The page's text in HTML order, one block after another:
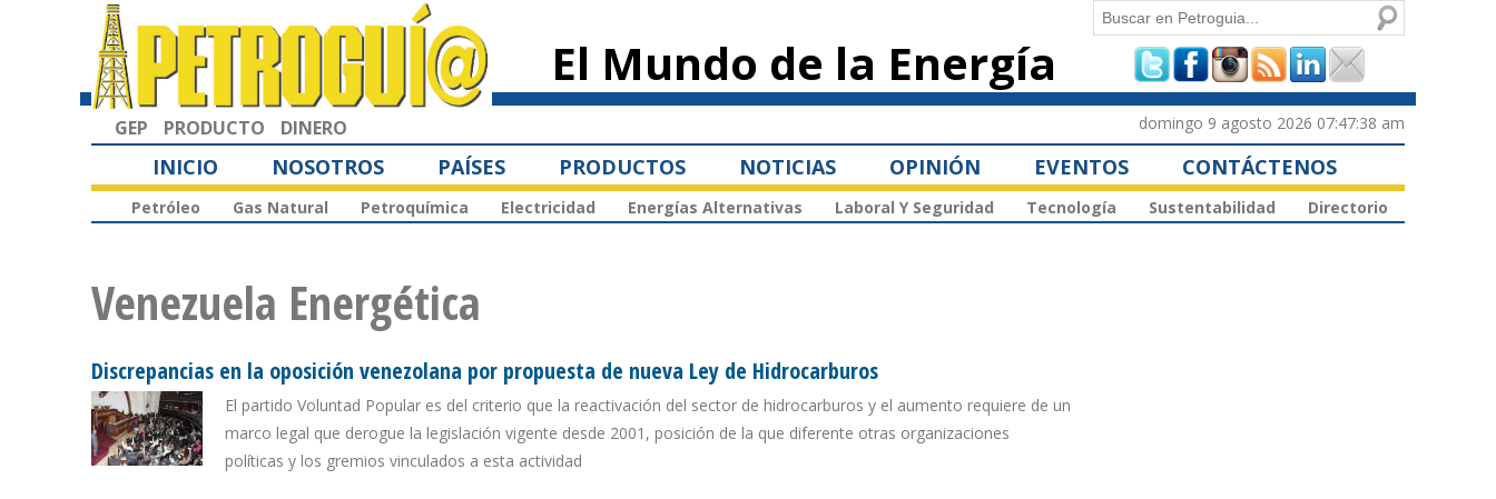
principal
El Mundo de la Energía
Formulario de
búsqueda
Buscar
GEP PRODUCTO DINERO domingo 9 agosto 2026 07:47:38 am
INICIO NOSOTROS PAÍSES PRODUCTOS NOTICIAS OPINIÓN EVENTOS CONTÁCTENOS
Petróleo Gas Natural Petroquímica Electricidad Energías Alternativas Laboral Y Seguridad Tecnología Sustentabilidad Directorio
Venezuela Energética
Discrepancias en la oposición venezolana por propuesta de nueva Ley de Hidrocarburos
El partido Voluntad Popular es del criterio que la reactivación del sector de hidrocarburos y el aumento requiere de un
marco legal que derogue la legislación vigente desde 2001, posición de la que diferente otras organizaciones
políticas y los gremios vinculados a esta actividad